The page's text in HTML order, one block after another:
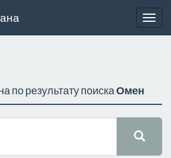
по результату поискаОмен